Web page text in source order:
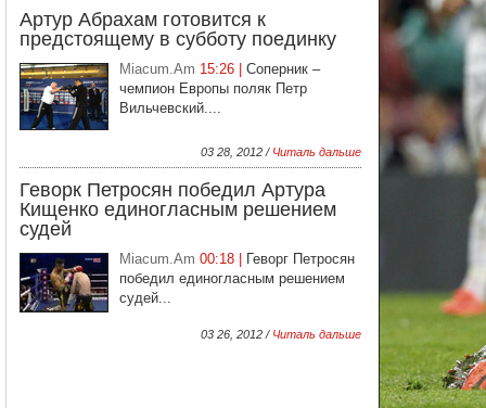
Артур Абрахам готовится к
предстоящему в субботу поединку
Miacum.Am 15:26 | Соперник –
чемпион Европы поляк Петр
Вильчевский....
03 28, 2012 / Читаль дальше
Геворк Петросян победил Артура
Кищенко единогласным решением
судей
Miacum.Am 00:18 |
Геворг Петросян
победил единогласным решением
судей...
03 26, 2012 / Читаль дальше